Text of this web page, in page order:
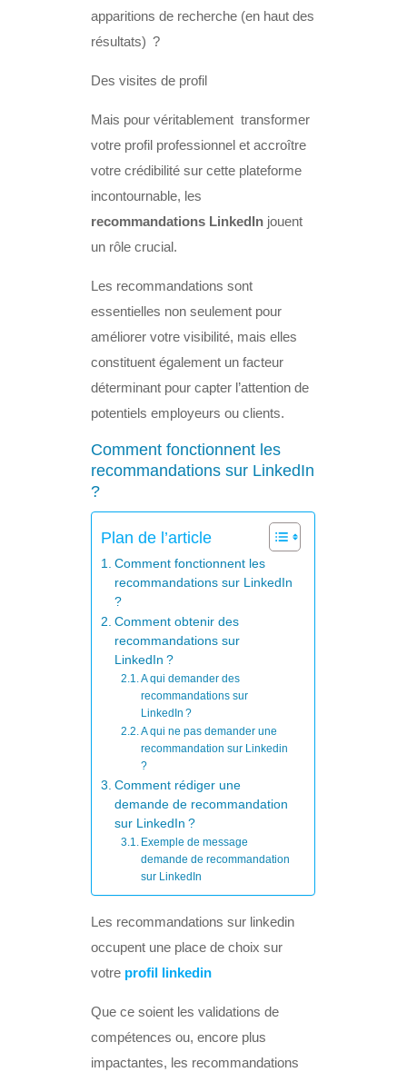
apparitions de recherche (en haut des
résultats) ?
Des visites de profil
Mais pour véritablement transformer
votre profil professionnel et accroître
votre crédibilité sur cette plateforme
incontournable, les
recommandations LinkedIn jouent
un rôle crucial.
Les recommandations sont
essentielles non seulement pour
améliorer votre visibilité, mais elles
constituent également un facteur
déterminant pour capter l’attention de
potentiels employeurs ou clients.
Comment fonctionnent les
recommandations sur LinkedIn
?
Plan de l’article
Comment fonctionnent les
recommandations sur LinkedIn
?
Comment obtenir des
recommandations sur
LinkedIn ?
A qui demander des
recommandations sur
LinkedIn ?
A qui ne pas demander une
recommandation sur Linkedin
?
Comment rédiger une
demande de recommandation
sur LinkedIn ?
Exemple de message
demande de recommandation
sur LinkedIn
Les recommandations sur linkedin
occupent une place de choix sur
votre profil linkedin
Que ce soient les validations de
compétences ou, encore plus
impactantes, les recommandations